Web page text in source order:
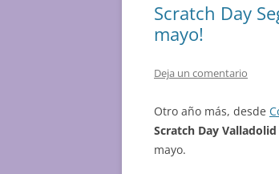
CONTACTO
Scratch Day
mayo!
Deja un comentario
Otro año más, desde
Scratch Day
mayo.